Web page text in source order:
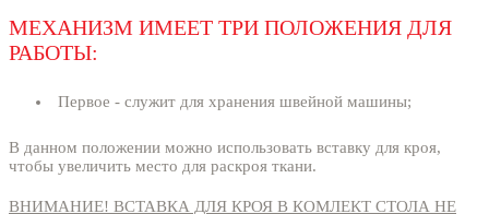
МЕХАНИЗМ ИМЕЕТ ТРИ ПОЛОЖЕНИЯ ДЛЯ
РАБОТЫ:
Первое - служит для хранения швейной машины;
В данном положении можно использовать вставку для кроя,
чтобы увеличить место для раскроя ткани.
ВНИМАНИЕ! ВСТАВКА ДЛЯ КРОЯ В КОМЛЕКТ СТОЛА НЕ